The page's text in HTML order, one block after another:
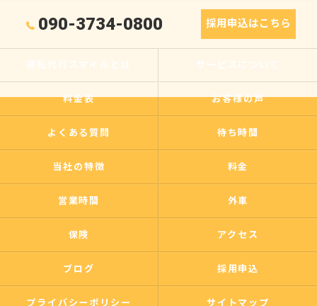
090-3734-0800 採用申込はこちら
料金表 お客様の声
よくある質問 待ち時間
当社の特徴 料金
営業時間 外車
保険 アクセス
ブログ 採用申込
プライバシーポリシー サイトマップ